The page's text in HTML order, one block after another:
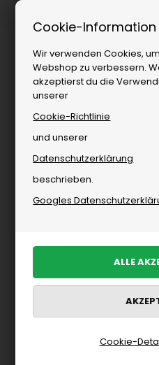
Cookie-Information
Wir verwenden Cookies,
Webshop zu verbessern.
akzeptierst du die
unserer
Cookie-Richtlinie
und unserer
Datenschutzerklärung
beschrieben.
Googles
Cookie-
Marken»Herren»Selected
Shorts